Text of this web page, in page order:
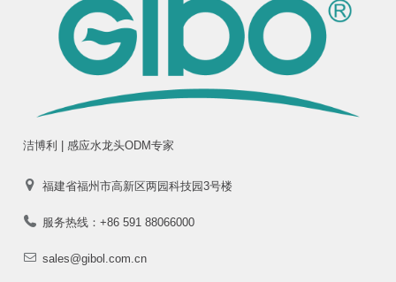
洁博利 | 感应水龙头ODM专家
福建省福州市高新区两园科技园3号楼
服务热线：+86 591 88066000
sales@gibol.com.cn